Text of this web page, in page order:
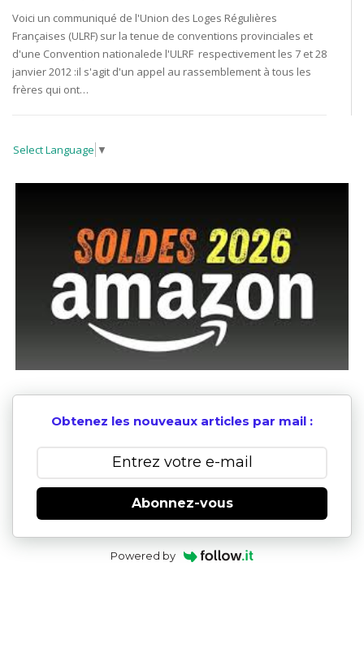
Voici un communiqué de l'Union des Loges Régulières
Françaises (ULRF) sur la tenue de conventions provinciales et
d'une Convention nationalede l'ULRF respectivement les 7 et 28
janvier 2012 :il s'agit d'un appel au rassemblement à tous les
frères qui ont…
Select Language ▼
Obtenez les nouveaux articles par mail :
Abonnez-vous
Powered by